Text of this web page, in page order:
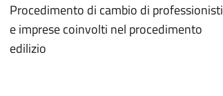
Procedimento di cambio di professionisti
e imprese coinvolti nel procedimento
edilizio